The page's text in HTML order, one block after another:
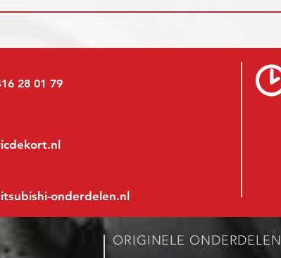
28 01 79
onderdelen.nl
ORIGINELE ONDERDELEN